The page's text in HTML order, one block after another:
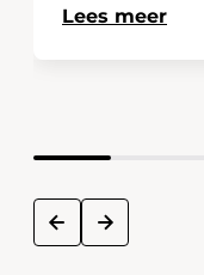
Lees meer
prev next